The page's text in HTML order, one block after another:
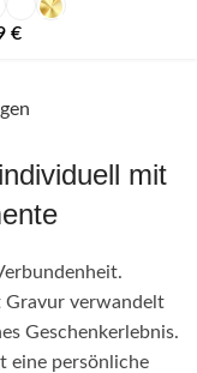
€
mit
Gravur verwandelt
Geschenkerlebnis.
eine persönliche